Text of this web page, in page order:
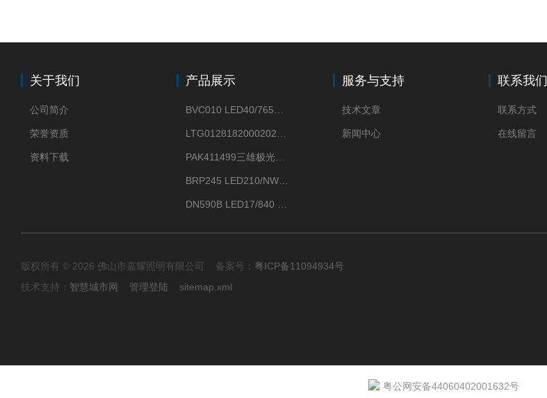
关于我们
公司简介
荣誉资质
资料下载
产品展示 服务与支持
技术文章
新闻中心
联系我们
联系方式
在线留言
版权所有 © 2026 佛山市嘉耀照明有限公司 备案号： 粤ICP备11094934号
技术支持： 智慧城市网 管理登陆 sitemap.xml
粤公网安备44060402001632号